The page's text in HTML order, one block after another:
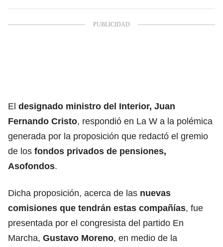
El designado ministro del Interior, Juan
Fernando Cristo, respondió en La W a la polémica
generada por la proposición que redactó el gremio
de los fondos privados de pensiones,
Asofondos.
Dicha proposición, acerca de las nuevas
comisiones que tendrán estas compañías, fue
presentada por el congresista del partido En
Marcha, Gustavo Moreno, en medio de la